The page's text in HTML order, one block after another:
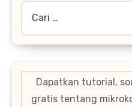
Dapatkan tutorial,
gratis tentang